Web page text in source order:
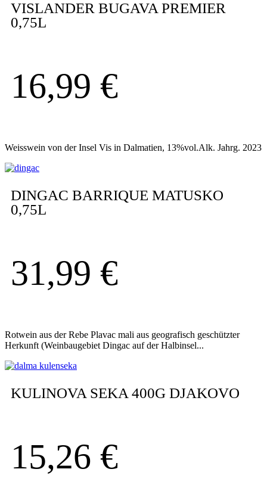
VISLANDER BUGAVA PREMIER
0,75L
16,99 €
Weisswein von der Insel Vis in Dalmatien, 13%vol.Alk. Jahrg. 2023
DINGAC BARRIQUE MATUSKO
0,75L
31,99 €
Rotwein aus der Rebe Plavac mali aus geografisch geschützter
Herkunft (Weinbaugebiet Dingac auf der Halbinsel...
KULINOVA SEKA 400G DJAKOVO
15,26 €